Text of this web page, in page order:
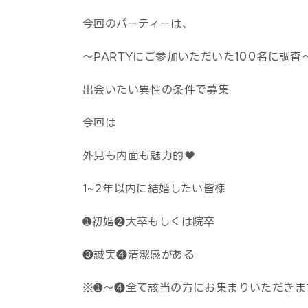
今回のパーティーは、
～PARTYにご参加いただいた100名に調査
出会いたい異性の条件で募集
今回は
外見も内面も魅力的♥
1~2年以内に結婚したい皆様
➊初婚❷大卒もしくは院卒
❸誠実❹清潔感がある
※➊～❹全て該当の方にお集まりいただき